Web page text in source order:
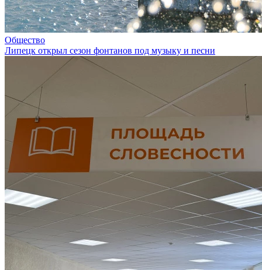
Общество
Липецк открыл сезон фонтанов под музыку и песни